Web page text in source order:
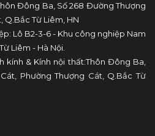
Đông Ba, Số 268 Đường Thượng
Q.Bắc Từ Liêm, HN
Lô B2-3-6 - Khu công nghiệp Nam
Liêm - Hà Nội.
kính & Kính nội thất:Thôn Đông Ba,
Phường Thượng Cát, Q.Bắc Từ